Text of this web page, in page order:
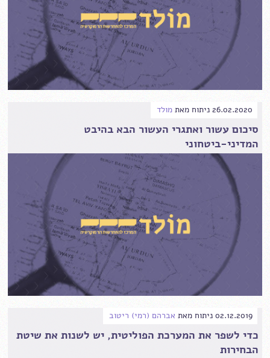
26.02.2020 ניתוח מאת מולד
סיכום עשור ואתגרי העשור הבא בהיבט
המדיני-ביטחוני
02.12.2019 ניתוח מאת אברהם (רמי) ריטוב
כדי לשפר את המערכת הפוליטית, יש לשנות את שיטת
הבחירות